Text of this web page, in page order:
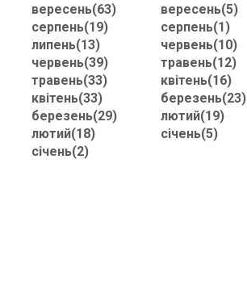
вересень(63)
серпень(19)
липень(13)
червень(39)
травень(33)
квітень(33)
березень(29)
лютий(18)
січень(2)
вересень(5)
серпень(1)
червень(10)
травень(12)
квітень(16)
березень(23)
лютий(19)
січень(5)